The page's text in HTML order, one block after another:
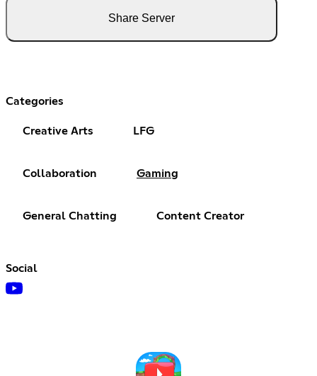
Share Server
Categories
Creative Arts LFG
Collaboration Gaming
General Chatting Content Creator
Social